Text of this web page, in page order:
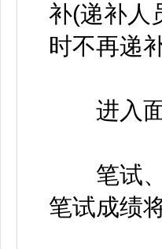
补(递补人
时不再递补
进入面
笔试、
笔试成绩